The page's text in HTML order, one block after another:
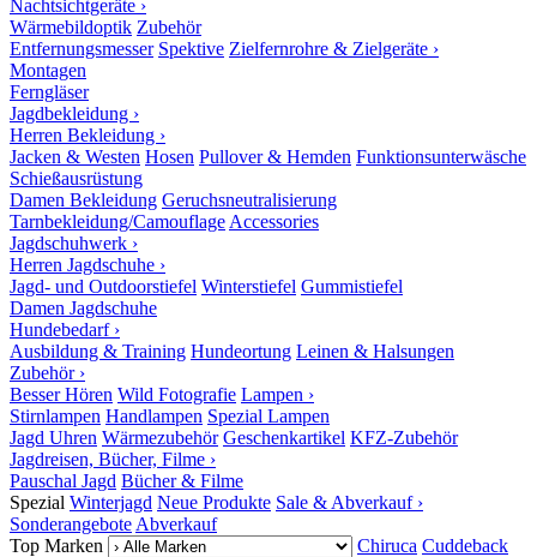
Nachtsichtgeräte ›
Wärmebildoptik Zubehör
Entfernungsmesser Spektive Zielfernrohre & Zielgeräte ›
Montagen
Ferngläser
Jagdbekleidung ›
Herren Bekleidung ›
Jacken & Westen Hosen Pullover & Hemden Funktionsunterwäsche
Schießausrüstung
Damen Bekleidung Geruchsneutralisierung
Tarnbekleidung/Camouflage Accessories
Jagdschuhwerk ›
Herren Jagdschuhe ›
Jagd- und Outdoorstiefel Winterstiefel Gummistiefel
Damen Jagdschuhe
Hundebedarf ›
Ausbildung & Training Hundeortung Leinen & Halsungen
Zubehör ›
Besser Hören Wild Fotografie Lampen ›
Stirnlampen Handlampen Spezial Lampen
Jagd Uhren Wärmezubehör Geschenkartikel KFZ-Zubehör
Jagdreisen, Bücher, Filme ›
Pauschal Jagd Bücher & Filme
Spezial Winterjagd Neue Produkte Sale & Abverkauf ›
Sonderangebote Abverkauf
Top Marken
Chiruca Cuddeback